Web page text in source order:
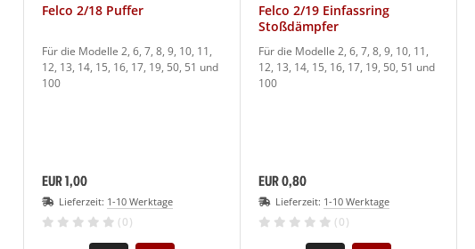
Felco 2/18 Puffer
Für die Modelle 2, 6, 7, 8, 9, 10, 11,
12, 13, 14, 15, 16, 17, 19, 50, 51 und
100
EUR 1,00
Lieferzeit: 1-10 Werktage
(0)
Felco 2/19 Einfassring
Stoßdämpfer
Für die Modelle 2, 6, 7, 8, 9, 10, 11,
12, 13, 14, 15, 16, 17, 19, 50, 51 und
100
EUR 0,80
Lieferzeit: 1-10 Werktage
(0)